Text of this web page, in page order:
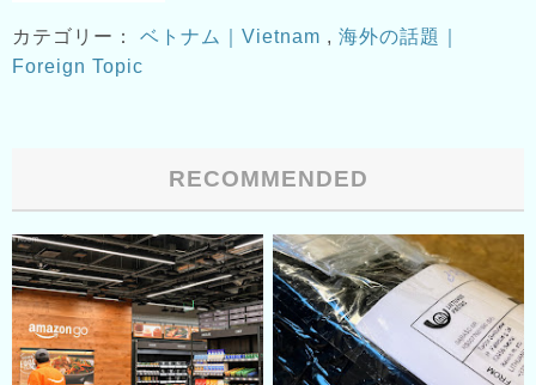
カテゴリー： ベトナム｜Vietnam , 海外の話題｜
Foreign Topic
RECOMMENDED